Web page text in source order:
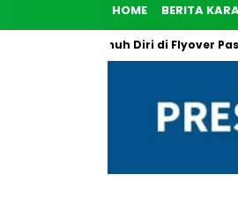
HOME BERITA
Coba Bunuh Diri di Flyover